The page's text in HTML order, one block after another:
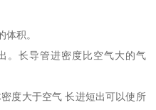
积。
。长导管进密度比空气大的气
度大于空气 长进短出可以使所